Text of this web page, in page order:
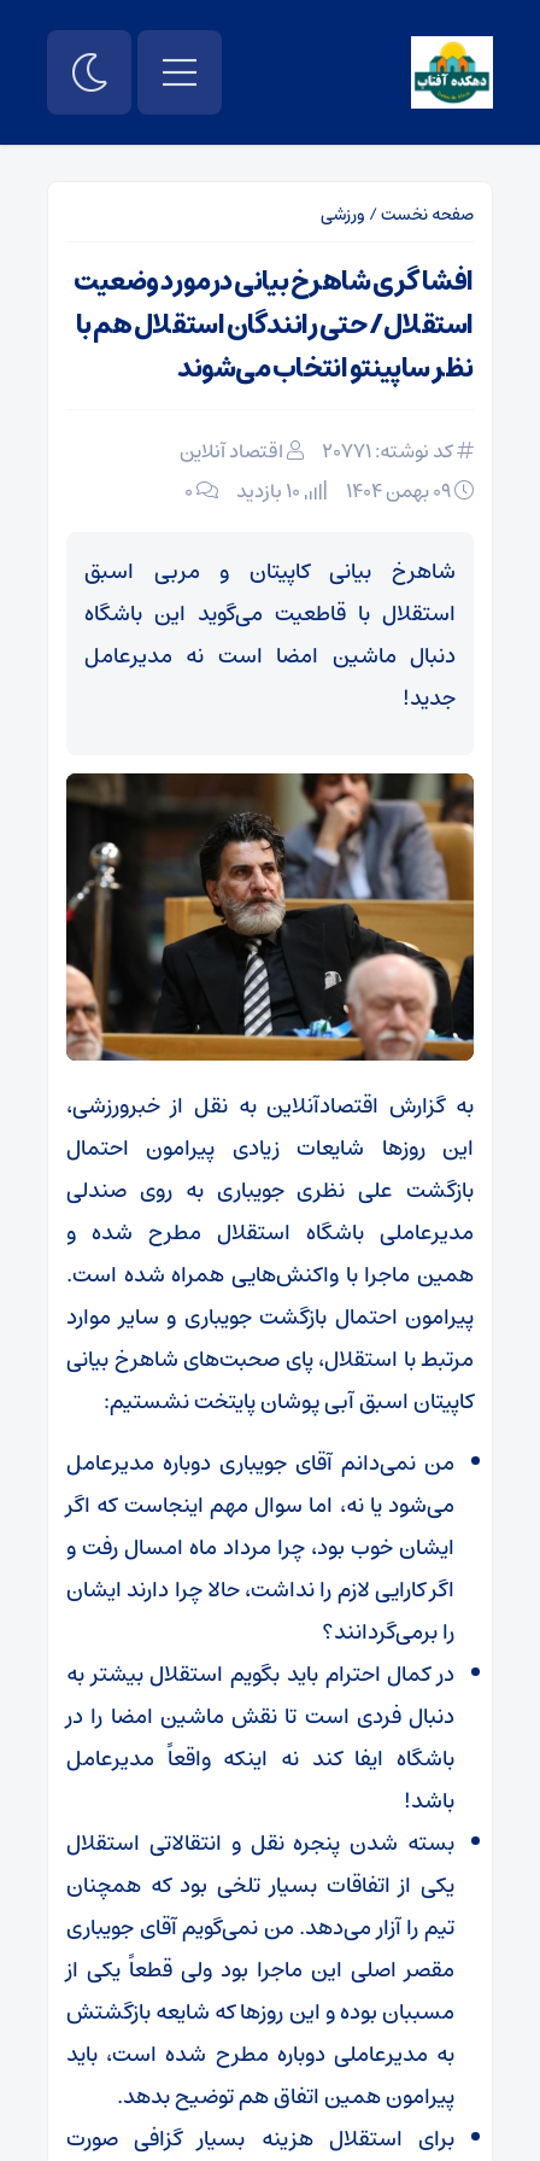
صفحه نخست/ ورزشی
افشاگری شاهرخ بیانی درمورد وضعیت
استقلال/ حتی رانندگان استقلال هم با
نظر ساپینتو انتخاب می‌شوند
کد نوشته: 20771
اقتصاد آنلاین
۰
شاهرخ بیانی کاپیتان و مربی اسبق
استقلال با قاطعیت می‌گوید این باشگاه
دنبال ماشین امضا است نه مدیرعامل
جدید!
به گزارش اقتصادآنلاین به نقل از خبرورزشی،
این روز‌ها شایعات زیادی پیرامون احتمال
بازگشت علی نظری جویباری به روی صندلی
مدیرعاملی باشگاه استقلال مطرح شده و
همین ماجرا با واکنش‌هایی همراه شده است.
پیرامون احتمال بازگشت جویباری و سایر موارد
مرتبط با استقلال، پای صحبت‌های شاهرخ بیانی
کاپیتان اسبق آبی پوشان پایتخت نشستیم:
من نمی‌دانم آقای جویباری دوباره مدیرعامل
می‌شود یا نه، اما سوال مهم اینجاست که اگر
ایشان خوب بود، چرا مرداد ماه امسال رفت و
اگر کارایی لازم را نداشت، حالا چرا دارند ایشان
را برمی‌گردانند؟
در کمال احترام باید بگویم استقلال بیشتر به
دنبال فردی است تا نقش ماشین امضا را در
باشگاه ایفا کند نه اینکه واقعاً مدیرعامل
باشد!
بسته شدن پنجره نقل و انتقالاتی استقلال
یکی از اتفاقات بسیار تلخی بود که همچنان
تیم را آزار می‌دهد. من نمی‌گویم آقای جویباری
مقصر اصلی این ماجرا بود ولی قطعاً یکی از
مسببان بوده و این روز‌ها که شایعه بازگشتش
به مدیرعاملی دوباره مطرح شده است، باید
پیرامون همین اتفاق هم توضیح بدهد.
برای استقلال هزینه بسیار گزافی صورت